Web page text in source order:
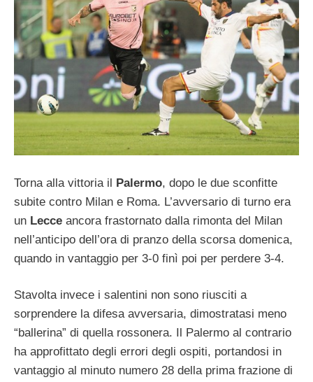
Torna alla vittoria il Palermo, dopo le due sconfitte
subite contro Milan e Roma. L’avversario di turno era
un Lecce ancora frastornato dalla rimonta del Milan
nell’anticipo dell’ora di pranzo della scorsa domenica,
quando in vantaggio per 3-0 finì poi per perdere 3-4.
Stavolta invece i salentini non sono riusciti a
sorprendere la difesa avversaria, dimostratasi meno
“ballerina” di quella rossonera. Il Palermo al contrario
ha approfittato degli errori degli ospiti, portandosi in
vantaggio al minuto numero 28 della prima frazione di